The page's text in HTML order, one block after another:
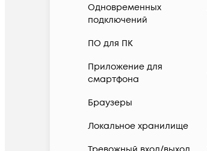
Одновременных
подключений
ПО для ПК
Приложение для
смартфона
Браузеры
Локальное хранилище